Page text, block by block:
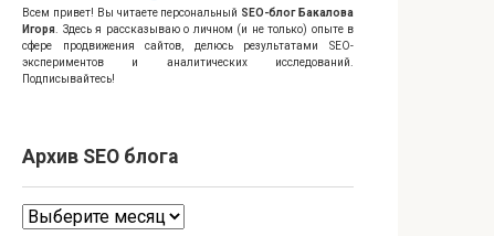
Всем привет! Вы читаете персональный SEO-блог Бакалова
Игоря . Здесь я рассказываю о личном (и не только) опыте в
сфере продвижения сайтов, делюсь результатами SEO-
экспериментов и аналитических исследований.
Подписывайтесь!
Архив SEO блога
Архив